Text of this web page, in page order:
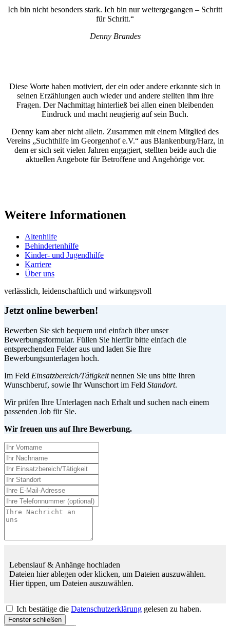
Ich bin nicht besonders stark. Ich bin nur weitergegangen – Schritt
für Schritt.“
Denny Brandes
Diese Worte haben motiviert, der ein oder andere erkannte sich in
seinen Erzählungen auch wieder und andere stellten ihm ihre
Fragen. Der Nachmittag hinterließ bei allen einen bleibenden
Eindruck und macht neugierig auf sein Buch.
Denny kam aber nicht allein. Zusammen mit einem Mitglied des
Vereins „Suchthilfe im Georgenhof e.V.“ aus Blankenburg/Harz, in
dem er sich seit vielen Jahren engagiert, stellten beide auch die
aktuellen Angebote für Betroffene und Angehörige vor.
Weitere Informationen
Altenhilfe
Behindertenhilfe
Kinder- und Jugendhilfe
Karriere
Über uns
verlässlich, leidenschaftlich und wirkungsvoll
Jetzt online bewerben!
Bewerben Sie sich bequem und einfach über unser
Bewerbungsformular. Füllen Sie hierfür bitte einfach die
entsprechenden Felder aus und laden Sie Ihre
Bewerbungsunterlagen hoch.
Im Feld Einsatzbereich/Tätigkeitnennen Sie uns bitte Ihren
Wunschberuf, sowie Ihr Wunschort im Feld Standort.
Wir prüfen Ihre Unterlagen nach Erhalt und suchen nach einem
passenden Job für Sie.
Wir freuen uns auf Ihre Bewerbung.
Lebenslauf & Anhänge hochladen
Dateien hier ablegen oder klicken, um Dateien auszuwählen.
Hier tippen, um Dateien auszuwählen.
Ich bestätige die Datenschutzerklärung gelesen zu haben.
Fenster schließen